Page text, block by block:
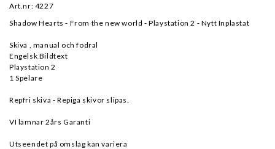
Art.nr: 4227
Shadow Hearts - From the new world - Playstation 2 - Nytt Inplastat
Skiva , manual och fodral
Engelsk Bildtext
Playstation 2
1 Spelare
Repfri skiva - Repiga skivor slipas.
VI lämnar 2års Garanti
Utseendet på omslag kan variera